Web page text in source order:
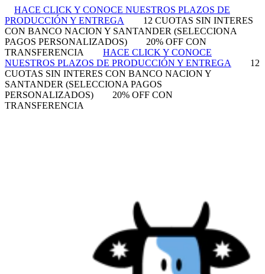
HACE CLICK Y CONOCE NUESTROS PLAZOS DE
PRODUCCIÓN Y ENTREGA
12 CUOTAS SIN INTERES
CON BANCO NACION Y SANTANDER (SELECCIONA
PAGOS PERSONALIZADOS)
20% OFF CON
TRANSFERENCIA
HACE CLICK Y CONOCE
NUESTROS PLAZOS DE PRODUCCIÓN Y ENTREGA
12
CUOTAS SIN INTERES CON BANCO NACION Y
SANTANDER (SELECCIONA PAGOS
PERSONALIZADOS)
20% OFF CON
TRANSFERENCIA